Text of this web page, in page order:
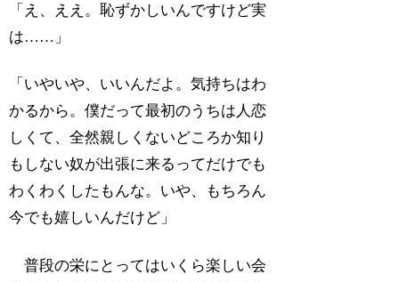
「え、ええ。恥ずかしいんですけど実
は……」
「いやいや、いいんだよ。気持ちはわ
かるから。僕だって最初のうちは人恋
しくて、全然親しくないどころか知り
もしない奴が出張に来るってだけでも
わくわくしたもんな。いや、もちろん
今でも嬉しいんだけど」
普段の栄にとってはいくら楽しい会